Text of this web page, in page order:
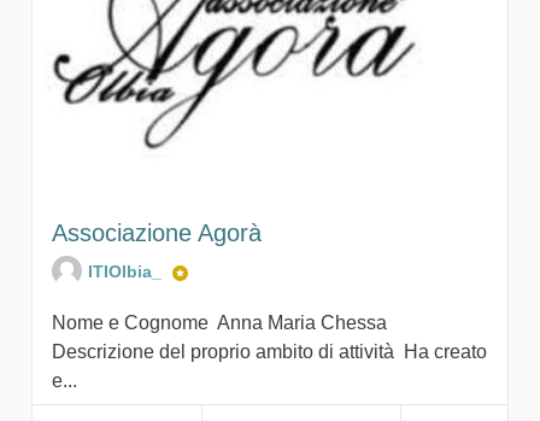
Associazione Agorà
ITIOlbia_
Nome e Cognome Anna Maria Chessa
Descrizione del proprio ambito di attività Ha creato
e...